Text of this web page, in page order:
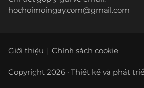
hochoimoingay.com@gmail.com
Giới thiệu Chính sách cookie
Copyright 2026 · Thiết kế và phát